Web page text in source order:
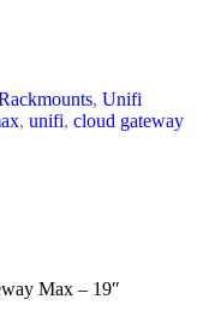
, Unifi
, unifi, cloud gateway
Max – 19″